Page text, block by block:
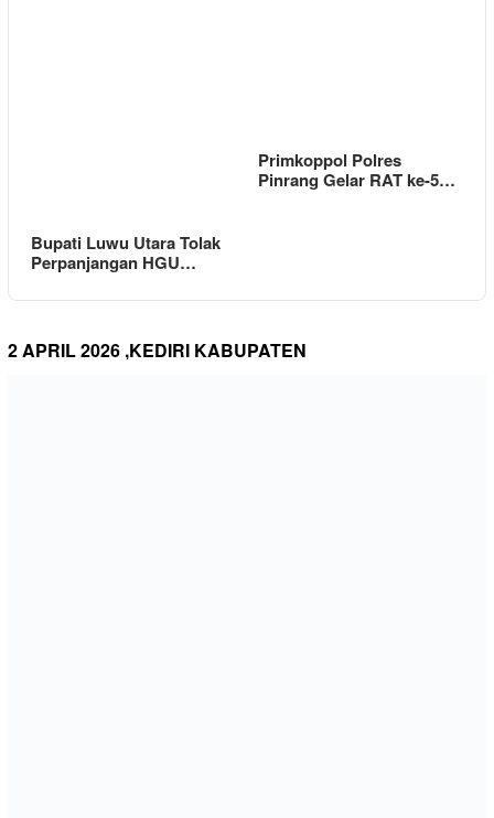
Bupati Luwu Utara Tolak
Perpanjangan HGU…
Primkoppol Polres
Pinrang Gelar RAT ke-5…
2 APRIL 2026 ,KEDIRI KABUPATEN